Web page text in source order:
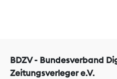
BDZV - Bundesverband
Zeitungsverleger e.V.